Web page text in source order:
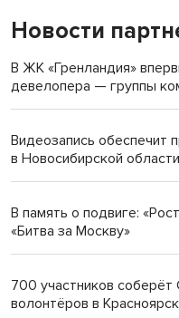
«Мы живём на
терроризируют жителей
Новосибирский
Новости
В ЖК «Гренландия»
девелопера — группы
Видеозапись обеспечит
в Новосибирской области
В память о подвиге:
«Битва за Москву»
700 участников
волонтёров в